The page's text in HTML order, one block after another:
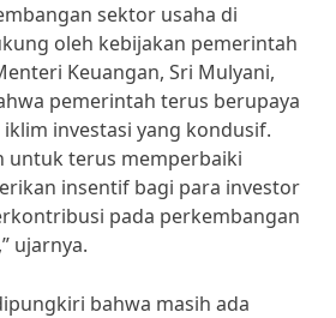
sektor usaha di
oleh kebijakan pemerintah
Keuangan, Sri Mulyani,
pemerintah terus berupaya
investasi yang kondusif.
untuk terus memperbaiki
insentif bagi para investor
pada perkembangan
ujarnya.
bahwa masih ada